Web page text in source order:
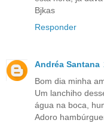
Bjkas
Responder
Andréa Santana
Bom dia minha
Um lanchiho
água na boca,
Adoro